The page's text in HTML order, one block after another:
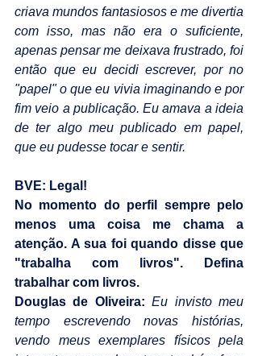
criava mundos fantasiosos e me divertia
com isso, mas não era o suficiente,
apenas pensar me deixava frustrado, foi
então que eu decidi escrever, por no
"papel" o que eu vivia imaginando e por
fim veio a publicação. Eu amava a ideia
de ter algo meu publicado em papel,
que eu pudesse tocar e sentir.
BVE: Legal!
No momento do perfil sempre pelo
menos uma coisa me chama a
atenção. A sua foi quando disse que
"trabalha com livros". Defina
trabalhar com livros.
Douglas de Oliveira: Eu invisto meu
tempo escrevendo novas histórias,
vendo meus exemplares físicos pela